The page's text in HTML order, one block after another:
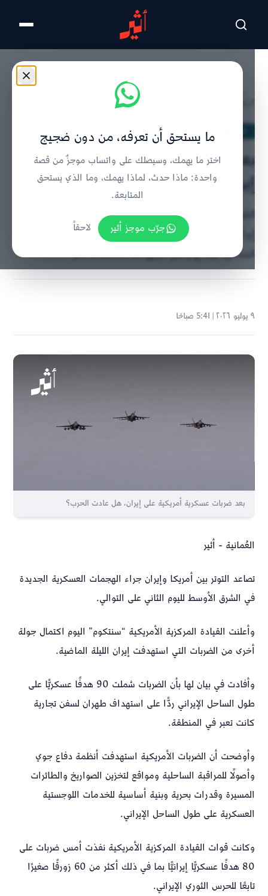
تخطى للمحتوى الرئيسي
بعد ضربات عسكرية أمريكية على
إيران، هل عادت الحرب؟
القيادة المركزية الأمريكية تعلن ضرب 90 هدفًا عسكريًا
إيرانيًا شملت أنظمة دفاع جوي ومواقع صواريخ على
الساحل، بعد يوم من استهداف 80 هدفًا آخر
٩ يوليو ٢٠٢٦ | 5:41 صباحًا
بعد ضربات عسكرية أمريكية على إيران، هل عادت الحرب؟
العُمانية - أثير
تصاعد التوتر بين أمريكا وإيران جراء الهجمات العسكرية الجديدة
في الشرق الأوسط لليوم الثاني على التوالي.
وأعلنت القيادة المركزية الأمريكية “سنتكوم” اليوم اكتمال جولة
أخرى من الضربات التي استهدفت إيران الليلة الماضية.
وأفادت في بيان لها بأن الضربات شملت 90 هدفًا عسكريًّا على
طول الساحل الإيراني ردًّا على استهداف طهران لسفن تجارية
كانت تعبر في المنطقة.
وأوضحت أن الضربات الأمريكية استهدفت أنظمة دفاع جوي
وأصولًا للمراقبة الساحلية ومواقع لتخزين الصواريخ والطائرات
المسيرة وقدرات بحرية وبنية أساسية للخدمات اللوجستية
العسكرية على طول الساحل الإيراني.
وكانت قوات القيادة المركزية الأمريكية نفذت أمس ضربات على
80 هدفًا عسكريًّا إيرانيًّا بما في ذلك أكثر من 60 زورقًا صغيرًا
تابعًا للحرس الثوري الإيراني.
ما يستحق أن تعرفه، من دون ضجيج
اختر ما يهمك، وسيصلك على واتساب موجزٌ من قصة
واحدة: ماذا حدث، لماذا يهمك، وما الذي يستحق
المتابعة.
جرّب موجز أثير
لاحقاً